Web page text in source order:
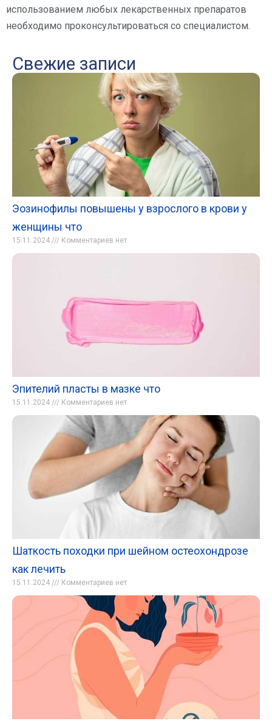
использованием любых лекарственных препаратов
необходимо проконсультироваться со специалистом.
Свежие записи
Эозинофилы повышены у взрослого в крови у
женщины что
15.11.2024 Комментариев нет
Эпителий пласты в мазке что
15.11.2024 Комментариев нет
Шаткость походки при шейном остеохондрозе
как лечить
15.11.2024 Комментариев нет